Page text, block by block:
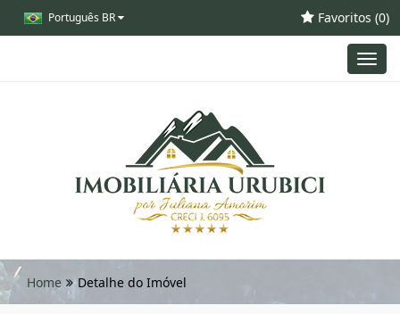
Português BR Favoritos (0)
Home Detalhe do Imóvel